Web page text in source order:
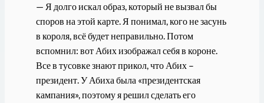
— Я долго искал образ, который не вызвал бы
споров на этой карте. Я понимал, кого не засунь
в короля, всё будет неправильно. Потом
вспомнил: вот Абих изображал себя в короне.
Все в тусовке знают прикол, что Абих –
президент. У Абиха была «президентская
кампания», поэтому я решил сделать его